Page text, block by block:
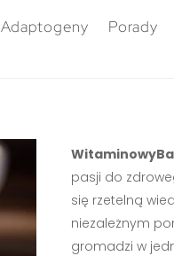
Adaptogeny Porady
pasji do
się rzetelną
niezależnym
gromadzi w